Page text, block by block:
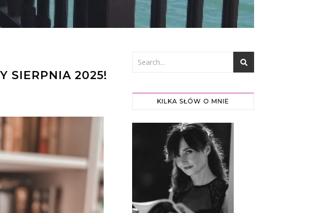
SIERPNIA 2025!
KILKA SŁÓW O MNIE